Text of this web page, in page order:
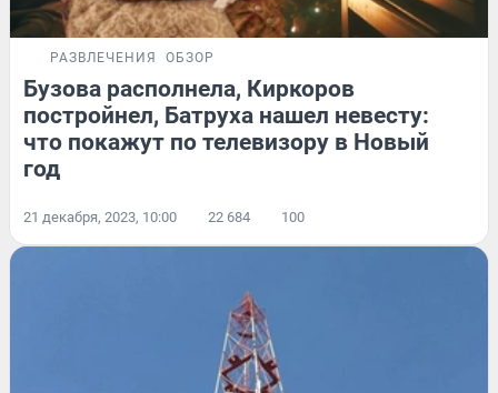
РАЗВЛЕЧЕНИЯ ОБЗОР
Бузова располнела, Киркоров
постройнел, Батруха нашел невесту:
что покажут по телевизору в Новый
год
21 декабря, 2023, 10:00 22 684 100